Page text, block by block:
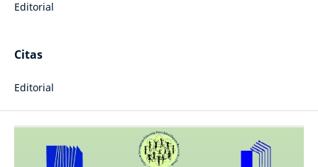
Editorial
Citas
Editorial